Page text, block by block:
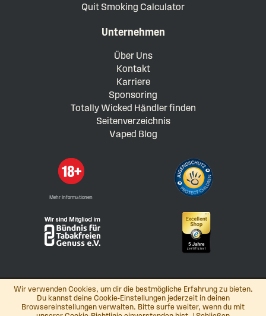
Wir verwenden Cookies, um dir die bestmögliche Erfahrung zu bieten.
Du kannst deine Cookie-Einstellungen jederzeit in deinen
Browsereinstellungen verwalten. Bitte surfe weiter, wenn du mit
Quit Smoking Calculator
Unternehmen
Über Uns
Kontakt
Karriere
Sponsoring
Totally Wicked Händler finden
Seitenverzeichnis
Vaped Blog
Mehr Informationen